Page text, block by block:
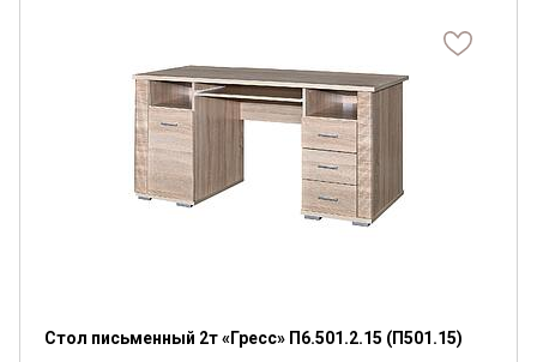
Стол письменный 2т «Гресс» П6.501.2.15 (П501.15)